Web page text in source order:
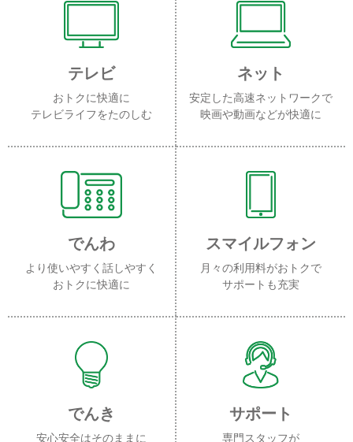
テレビ
おトクに快適に
テレビライフをたのしむ
ネット
安定した高速ネットワークで
映画や動画などが快適に
でんわ
より使いやすく話しやすく
おトクに快適に
スマイルフォン
月々の利用料がおトクで
サポートも充実
でんき
安心安全はそのままに
サポート
専門スタッフが